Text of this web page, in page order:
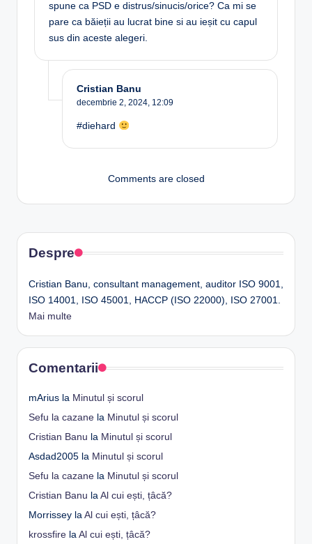
spune ca PSD e distrus/sinucis/orice? Ca mi se
pare ca băieții au lucrat bine si au ieșit cu capul
sus din aceste alegeri.
Cristian Banu
decembrie 2, 2024, 12:09
#diehard
Comments are closed
Despre
Cristian Banu, consultant management, auditor ISO 9001,
ISO 14001, ISO 45001, HACCP (ISO 22000), ISO 27001.
Mai multe
Comentarii
mArius la Minutul și scorul
Sefu la cazane la Minutul și scorul
Cristian Banu la Minutul și scorul
Asdad2005 la Minutul și scorul
Sefu la cazane la Minutul și scorul
Cristian Banu la Al cui ești, țâcă?
Morrissey la Al cui ești, țâcă?
krossfire la Al cui ești, țâcă?